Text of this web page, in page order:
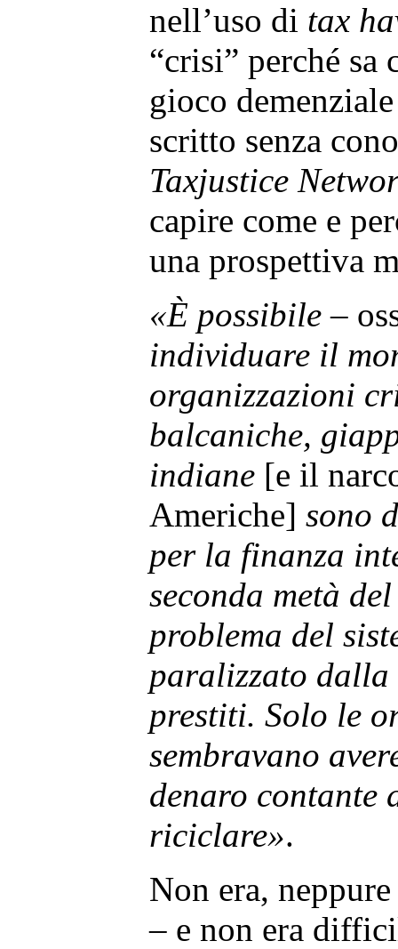
nell’uso di tax
“crisi” perché
gioco
scritto senza
Taxjustice
capire come e
una prospettiva
«È possibile –
individuare il
organizzazioni
balcaniche,
indiane [e il
Americhe] sono
per la finanza
seconda metà
problema del
paralizzato dalla
prestiti. Solo le
sembravano
denaro contante
riciclare».
Non era,
– e non era